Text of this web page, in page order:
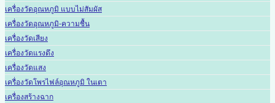
เครื่องวัดอุณหภูมิ แบบไม่สัมผัส
เครื่องวัดอุณหภูมิ-ความชื้น
เครื่องวัดเสียง
เครื่องวัดแรงดึง
เครื่องวัดแสง
เครื่องวัดโพรไฟล์อุณหภูมิ ในเตา
เครื่องสร้างฉาก